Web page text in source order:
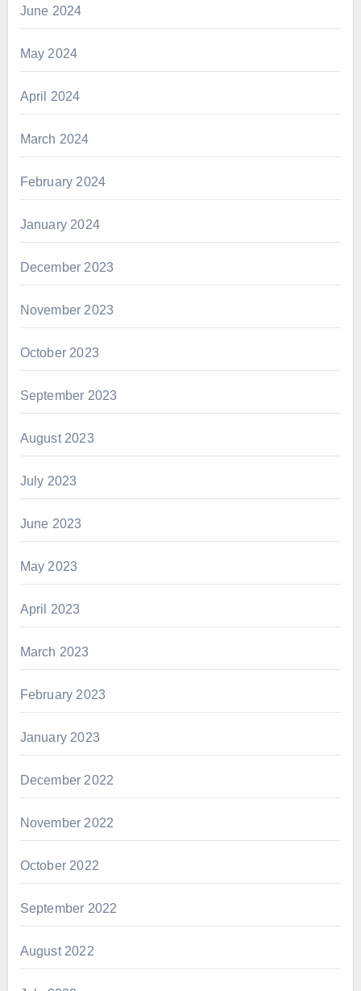
June 2024
May 2024
April 2024
March 2024
February 2024
January 2024
December 2023
November 2023
October 2023
September 2023
August 2023
July 2023
June 2023
May 2023
April 2023
March 2023
February 2023
January 2023
December 2022
November 2022
October 2022
September 2022
August 2022